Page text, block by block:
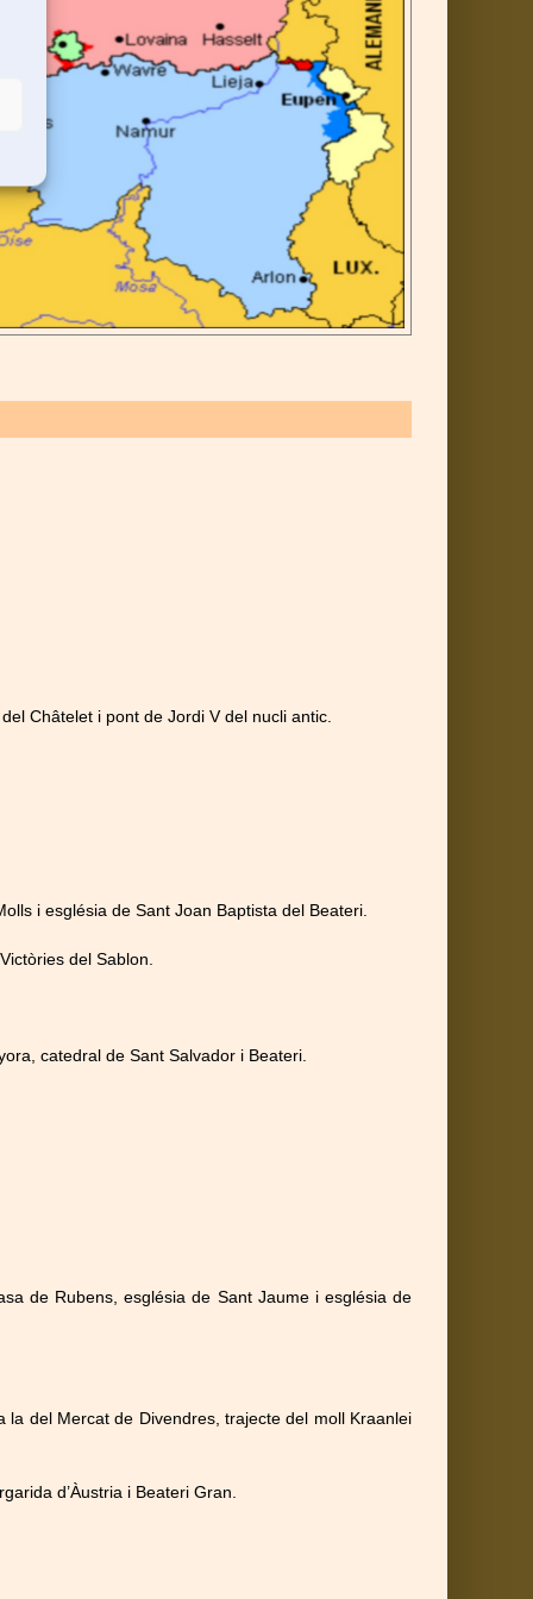
Châtelet i pont de Jordi V del nucli antic.
i església de Sant Joan Baptista del Beateri.
del Sablon.
catedral de Sant Salvador i Beateri.
de Rubens, església de Sant Jaume i església de
del Mercat de Divendres, trajecte del moll Kraanlei
d’Àustria i Beateri Gran.